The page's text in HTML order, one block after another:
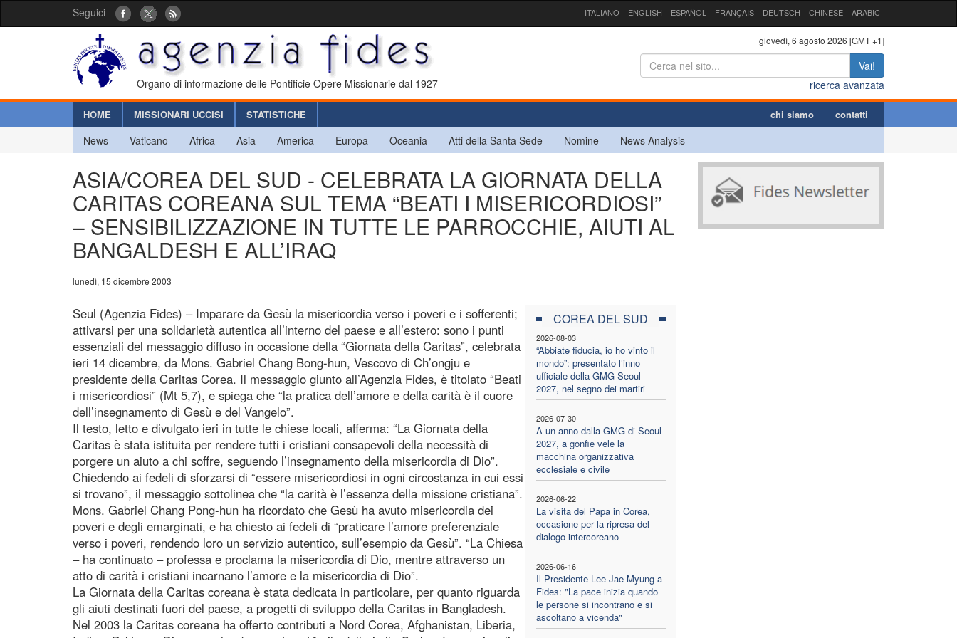
Seguici ITALIANO ENGLISH ESPAÑOL FRANÇAIS DEUTSCH CHINESE ARABIC
Organo di informazione delle Pontificie Opere Missionarie dal 1927
giovedì, 6 agosto 2026 [GMT +1]
Vai!
ricerca avanzata
HOME MISSIONARI UCCISI STATISTICHE chi siamo contatti
News Vaticano Africa Asia America Europa Oceania Atti della Santa Sede Nomine News Analysis
ASIA/COREA DEL SUD - CELEBRATA LA GIORNATA DELLA
CARITAS COREANA SUL TEMA “BEATI I MISERICORDIOSI”
– SENSIBILIZZAZIONE IN TUTTE LE PARROCCHIE, AIUTI AL
BANGALDESH E ALL’IRAQ
lunedì, 15 dicembre 2003
COREA DEL SUD
2026-08-03
“Abbiate fiducia, io ho vinto il
mondo”: presentato l’inno
ufficiale della GMG Seoul
2027, nel segno dei martiri
2026-07-30
A un anno dalla GMG di Seoul
2027, a gonfie vele la
macchina organizzativa
ecclesiale e civile
2026-06-22
La visita del Papa in Corea,
occasione per la ripresa del
dialogo intercoreano
2026-06-16
Il Presidente Lee Jae Myung a
Fides: "La pace inizia quando
le persone si incontrano e si
ascoltano a vicenda"
Seul (Agenzia Fides) – Imparare da Gesù la misericordia verso i poveri e i sofferenti;
attivarsi per una solidarietà autentica all’interno del paese e all’estero: sono i punti
essenziali del messaggio diffuso in occasione della “Giornata della Caritas”, celebrata
ieri 14 dicembre, da Mons. Gabriel Chang Bong-hun, Vescovo di Ch’ongju e
presidente della Caritas Corea. Il messaggio giunto all’Agenzia Fides, è titolato “Beati
i misericordiosi” (Mt 5,7), e spiega che “la pratica dell’amore e della carità è il cuore
dell’insegnamento di Gesù e del Vangelo”.
Il testo, letto e divulgato ieri in tutte le chiese locali, afferma: “La Giornata della
Caritas è stata istituita per rendere tutti i cristiani consapevoli della necessità di
porgere un aiuto a chi soffre, seguendo l’insegnamento della misericordia di Dio”.
Chiedendo ai fedeli di sforzarsi di “essere misericordiosi in ogni circostanza in cui essi
si trovano”, il messaggio sottolinea che “la carità è l’essenza della missione cristiana”.
Mons. Gabriel Chang Pong-hun ha ricordato che Gesù ha avuto misericordia dei
poveri e degli emarginati, e ha chiesto ai fedeli di “praticare l’amore preferenziale
verso i poveri, rendendo loro un servizio autentico, sull’esempio da Gesù”. “La Chiesa
– ha continuato – professa e proclama la misericordia di Dio, mentre attraverso un
atto di carità i cristiani incarnano l’amore e la misericordia di Dio”.
La Giornata della Caritas coreana è stata dedicata in particolare, per quanto riguarda
gli aiuti destinati fuori del paese, a progetti di sviluppo della Caritas in Bangladesh.
Nel 2003 la Caritas coreana ha offerto contributi a Nord Corea, Afghanistan, Liberia,